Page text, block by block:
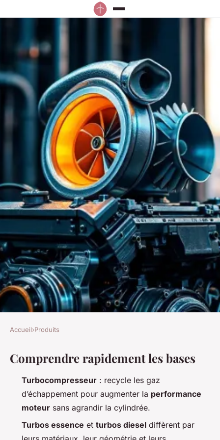
Avantages des
turbocompresseurs pour
moteurs essence et diesel
29/04/2026 13:09 13 min de lecture
Accueil›Produits
Comprendre rapidement les bases
Turbocompresseur : recycle les gaz
d’échappement pour augmenter la performance
moteur sans agrandir la cylindrée.
Turbos essence et turbos diesel diffèrent par